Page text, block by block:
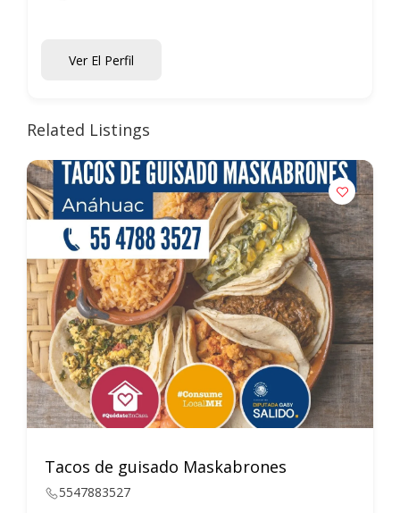
Ver El Perfil
Related Listings
Tacos de guisado Maskabrones
5547883527